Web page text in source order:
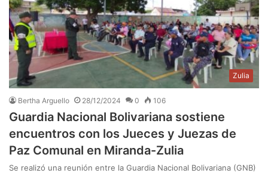
Zulia
Bertha Arguello 28/12/2024 0 106
Guardia Nacional Bolivariana sostiene
encuentros con los Jueces y Juezas de
Paz Comunal en Miranda-Zulia
Se realizó una reunión entre la Guardia Nacional Bolivariana (GNB)